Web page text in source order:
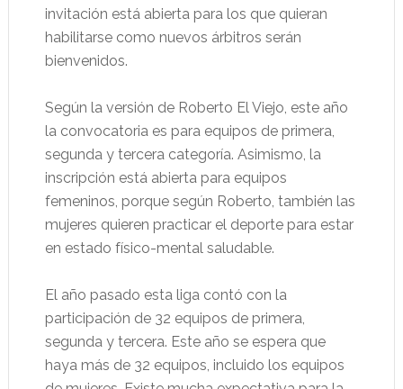
invitación está abierta para los que quieran
habilitarse como nuevos árbitros serán
bienvenidos.
Según la versión de Roberto El Viejo, este año
la convocatoria es para equipos de primera,
segunda y tercera categoría. Asimismo, la
inscripción está abierta para equipos
femeninos, porque según Roberto, también las
mujeres quieren practicar el deporte para estar
en estado físico-mental saludable.
El año pasado esta liga contó con la
participación de 32 equipos de primera,
segunda y tercera. Este año se espera que
haya más de 32 equipos, incluido los equipos